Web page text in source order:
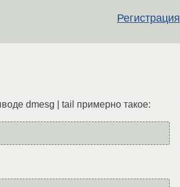
Регистрация
dmesg | tail примерно такое: